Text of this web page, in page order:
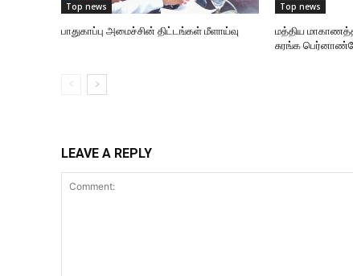
Top news
பாதுகாப்பு அமைச்சின் திட்டங்கள் மீளாய்வு
Top news
மத்திய
சுரங்க
LEAVE A REPLY